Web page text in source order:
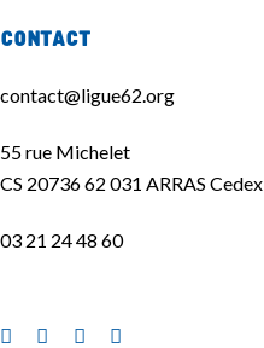
Contact
contact@ligue62.org
55 rue Michelet
CS 20736 62 031 ARRAS Cedex
03 21 24 48 60